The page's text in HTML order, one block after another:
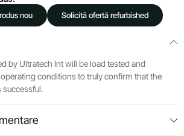
nou Solicită ofertă refurbished
by Ultratech Int will be load tested and
conditions to truly confirm that the
successful.